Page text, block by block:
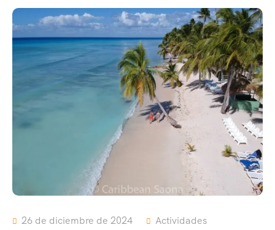
26 de diciembre de 2024
Actividades